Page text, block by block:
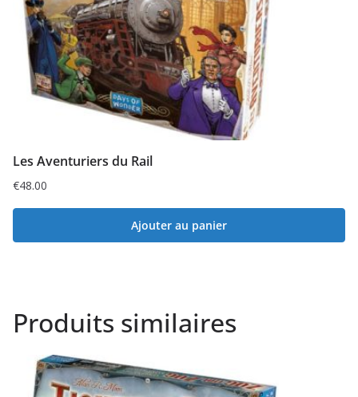
Les Aventuriers du Rail
€48.00
Ajouter au panier
Produits similaires